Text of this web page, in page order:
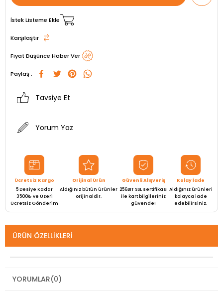
İstek Listeme Ekle
Karşılaştır
Fiyat Düşünce Haber Ver
Paylaş :
Tavsiye Et
Yorum Yaz
Ücretsiz Kargo
5 Desiye Kadar
3500₺ ve Üzeri
Ücretsiz Gönderim
Orijinal Ürün
Aldığınız bütün ürünler
orijinaldir.
Güvenli Alışveriş
256BIT SSL sertifikası
ile kart bilgileriniz
güvende!
Kolay İade
Aldığınız ürünleri
kolayca iade
edebilirsiniz.
ÜRÜN ÖZELLIKLERI
YORUMLAR(0)